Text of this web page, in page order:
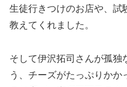
生徒行きつけのお店や、試
教えてくれました。
そして伊沢拓司さんが孤独
う、チーズがたっぷりか